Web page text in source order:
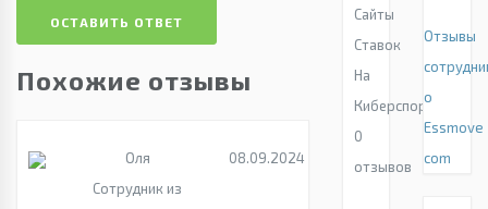
ОСТАВИТЬ ОТВЕТ
Похожие отзывы
Оля
Сотрудник из
08.09.2024
Сайты
Ставок
На
Киберспорт
0
отзывов
Отзывы
о
Essmove
com